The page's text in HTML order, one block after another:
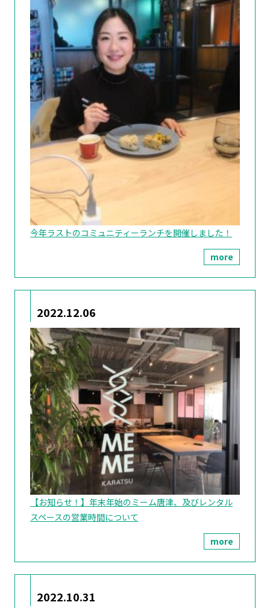
今年ラストのコミュニティーランチを開催しました！
more
2022.12.06
【お知らせ！】年末年始のミーム唐津、及びレンタル
スペースの営業時間について
more
2022.10.31